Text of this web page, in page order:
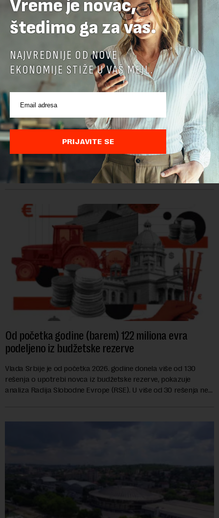
Ministarstvo: EK potvrdila da je Srbija unapredila
kontrolu hrane biljnog porekla
Ministarstvo poljoprivrede, šumarstva i vodoprivrede saopštilo
je danas da je Evropska komisija potvrdila da je Srbija
značajno unapredila sistem službenih kontrola bezbednosti
hrane biljnog porekla, te da k...
Od početka godine (barem) 122 miliona evra
podeljeno iz budžetske rezerve
Vlada Srbije je od početka 2026. godine donela više od 130
rešenja o upotrebi novca iz budžetske rezerve, pokazuje
analiza Radija Slobodne Evrope (RSE). U više od 30 rešenja ne
Vreme je novac,
štedimo ga za vas.
NAJVREDNIJE OD NOVE
EKONOMIJE STIŽE U VAŠ MEJL.
PRIJAVITE SE